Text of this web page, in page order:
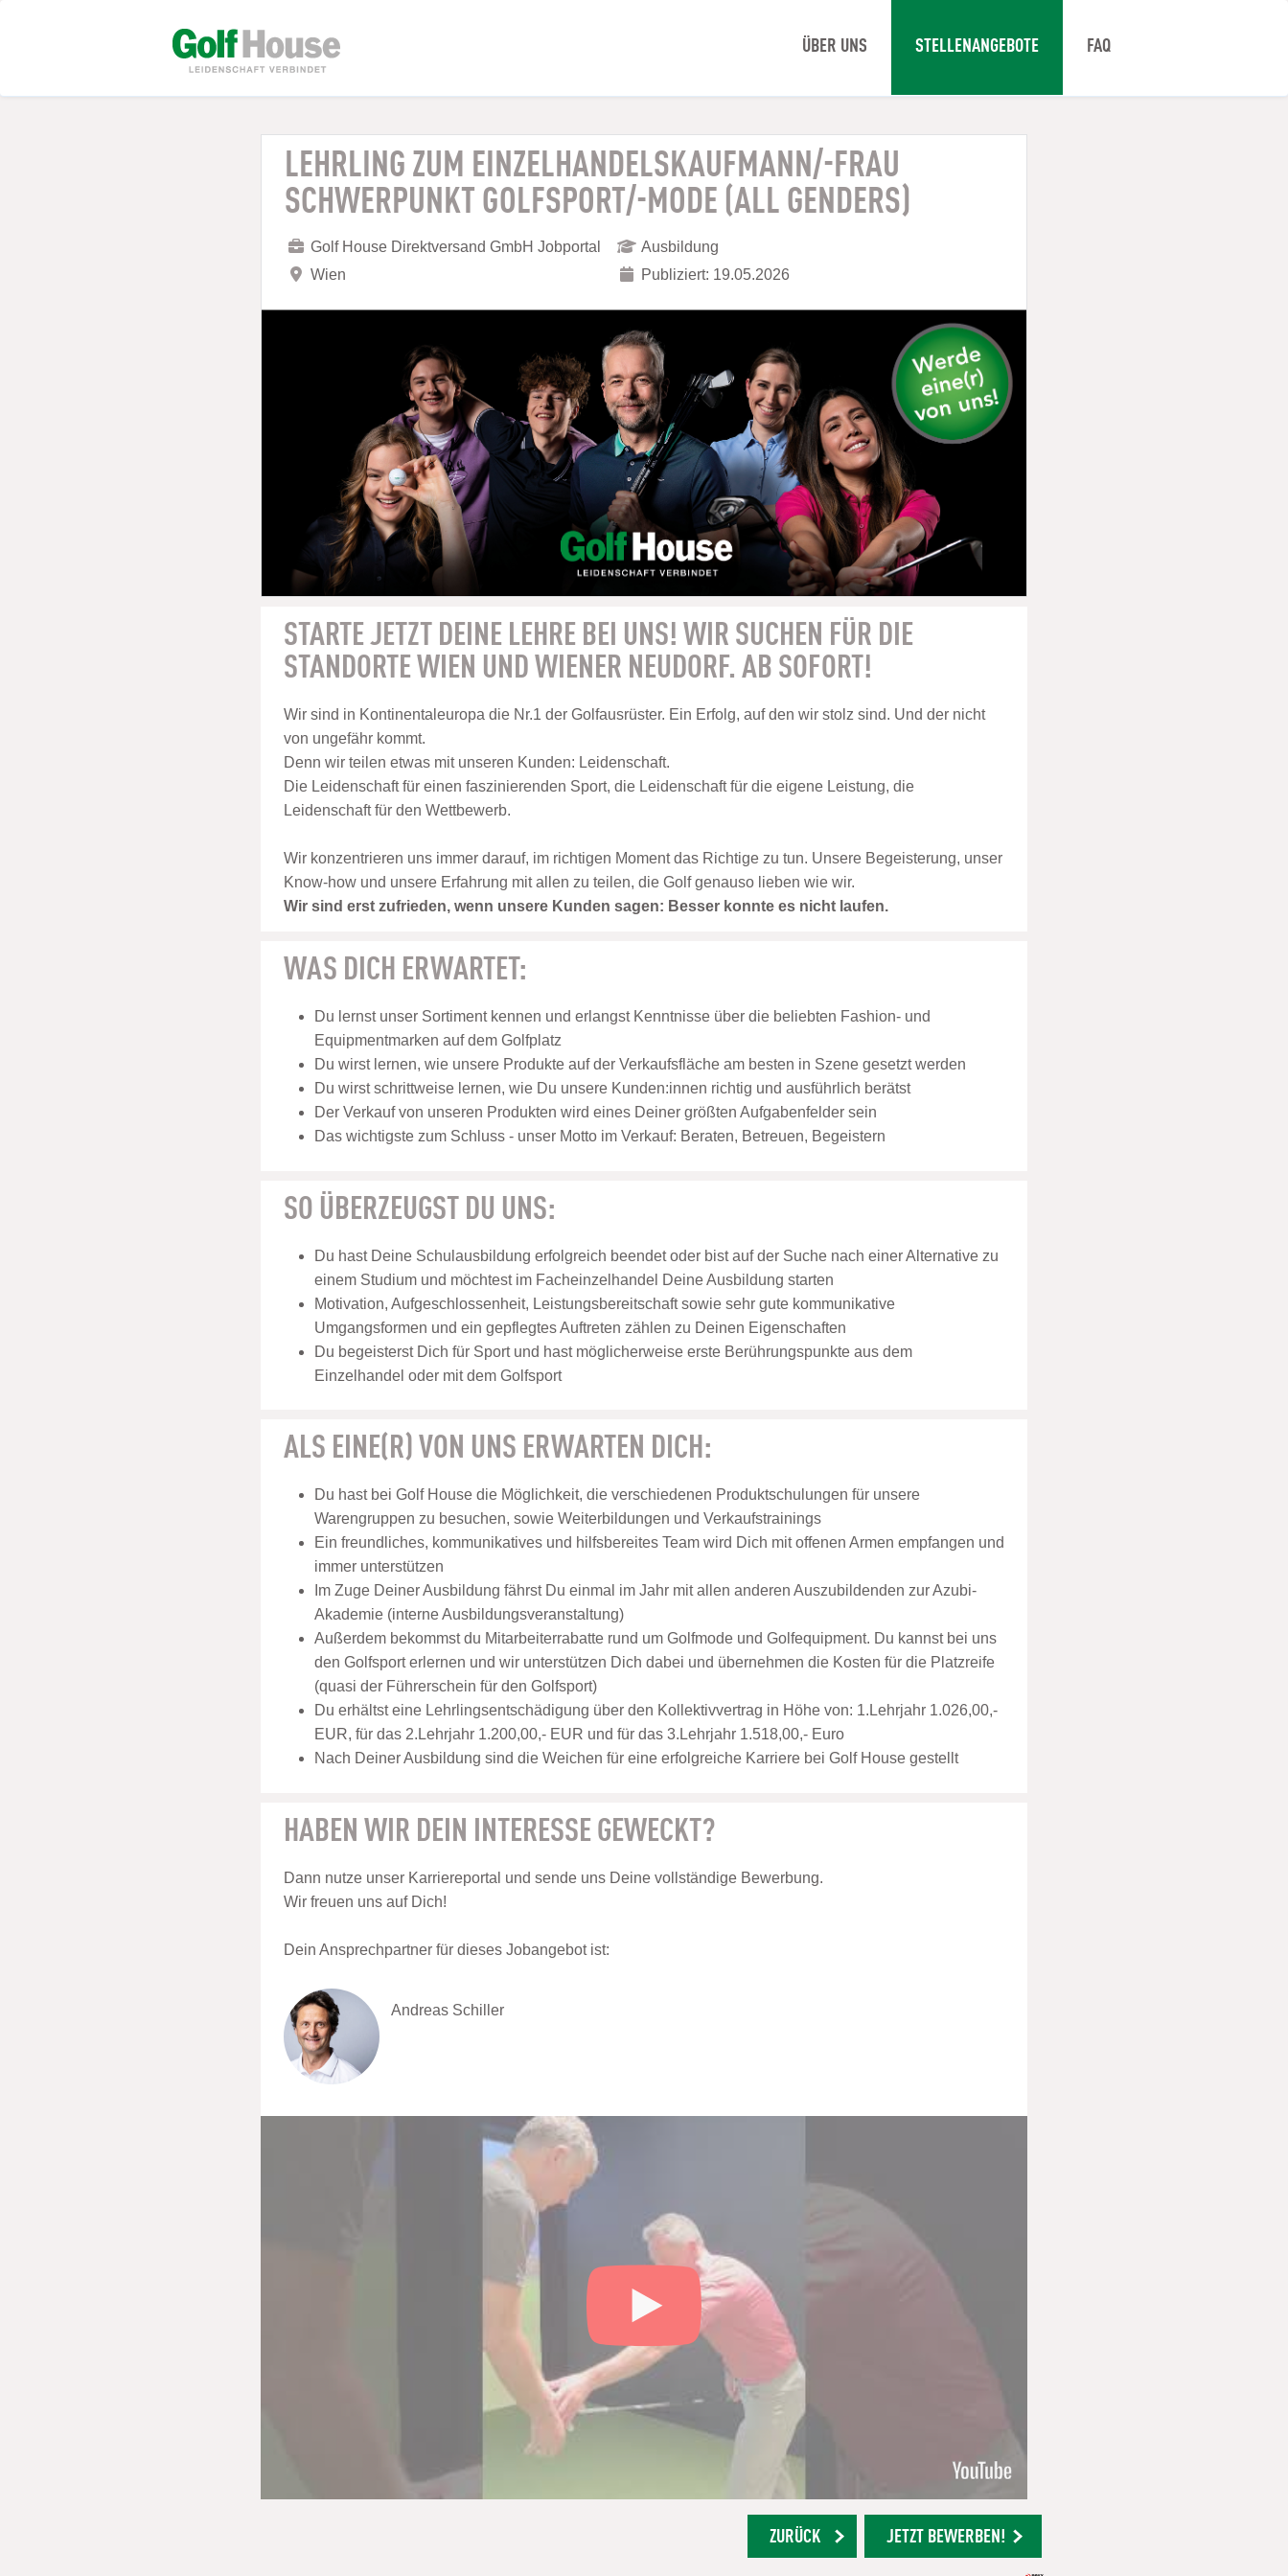
ÜBER UNS STELLENANGEBOTE FAQ
LEHRLING ZUM EINZELHANDELSKAUFMANN/-FRAU
SCHWERPUNKT GOLFSPORT/-MODE (ALL GENDERS)
Golf House Direktversand GmbH Jobportal
Wien
Ausbildung
Publiziert: 19.05.2026
STARTE JETZT DEINE LEHRE BEI UNS! WIR SUCHEN FÜR DIE
STANDORTE WIEN UND WIENER NEUDORF. AB SOFORT!
Wir sind in Kontinentaleuropa die Nr.1 der Golfausrüster. Ein Erfolg, auf den wir stolz sind. Und der nicht
von ungefähr kommt.
Denn wir teilen etwas mit unseren Kunden: Leidenschaft.
Die Leidenschaft für einen faszinierenden Sport, die Leidenschaft für die eigene Leistung, die
Leidenschaft für den Wettbewerb.
Wir konzentrieren uns immer darauf, im richtigen Moment das Richtige zu tun. Unsere Begeisterung, unser
Know-how und unsere Erfahrung mit allen zu teilen, die Golf genauso lieben wie wir.
Wir sind erst zufrieden, wenn unsere Kunden sagen: Besser konnte es nicht laufen.
WAS DICH ERWARTET:
Du lernst unser Sortiment kennen und erlangst Kenntnisse über die beliebten Fashion- und
Equipmentmarken auf dem Golfplatz
Du wirst lernen, wie unsere Produkte auf der Verkaufsfläche am besten in Szene gesetzt werden
Du wirst schrittweise lernen, wie Du unsere Kunden:innen richtig und ausführlich berätst
Der Verkauf von unseren Produkten wird eines Deiner größten Aufgabenfelder sein
Das wichtigste zum Schluss - unser Motto im Verkauf: Beraten, Betreuen, Begeistern
SO ÜBERZEUGST DU UNS:
Du hast Deine Schulausbildung erfolgreich beendet oder bist auf der Suche nach einer Alternative zu
einem Studium und möchtest im Facheinzelhandel Deine Ausbildung starten
Motivation, Aufgeschlossenheit, Leistungsbereitschaft sowie sehr gute kommunikative
Umgangsformen und ein gepflegtes Auftreten zählen zu Deinen Eigenschaften
Du begeisterst Dich für Sport und hast möglicherweise erste Berührungspunkte aus dem
Einzelhandel oder mit dem Golfsport
ALS EINE(R) VON UNS ERWARTEN DICH:
Du hast bei Golf House die Möglichkeit, die verschiedenen Produktschulungen für unsere
Warengruppen zu besuchen, sowie Weiterbildungen und Verkaufstrainings
Ein freundliches, kommunikatives und hilfsbereites Team wird Dich mit offenen Armen empfangen und
immer unterstützen
Im Zuge Deiner Ausbildung fährst Du einmal im Jahr mit allen anderen Auszubildenden zur Azubi-
Akademie (interne Ausbildungsveranstaltung)
Außerdem bekommst du Mitarbeiterrabatte rund um Golfmode und Golfequipment. Du kannst bei uns
den Golfsport erlernen und wir unterstützen Dich dabei und übernehmen die Kosten für die Platzreife
(quasi der Führerschein für den Golfsport)
Du erhältst eine Lehrlingsentschädigung über den Kollektivvertrag in Höhe von: 1.Lehrjahr 1.026,00,-
EUR, für das 2.Lehrjahr 1.200,00,- EUR und für das 3.Lehrjahr 1.518,00,- Euro
Nach Deiner Ausbildung sind die Weichen für eine erfolgreiche Karriere bei Golf House gestellt
HABEN WIR DEIN INTERESSE GEWECKT?
Dann nutze unser Karriereportal und sende uns Deine vollständige Bewerbung.
Wir freuen uns auf Dich!
Dein Ansprechpartner für dieses Jobangebot ist:
Andreas Schiller
ZURÜCK JETZT BEWERBEN!